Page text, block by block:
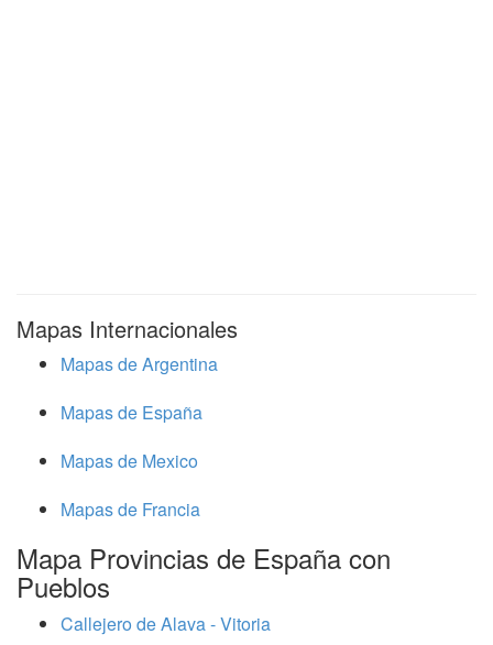
Mapas Internacionales
Mapas de Argentina
Mapas de España
Mapas de Mexico
Mapas de Francia
Mapa Provincias de España con
Pueblos
Callejero de Alava - Vitoria